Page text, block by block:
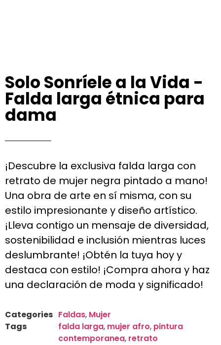
Solo Sonríele a la Vida -
Falda larga étnica para
dama
¡Descubre la exclusiva falda larga con
retrato de mujer negra pintado a mano!
Una obra de arte en sí misma, con su
estilo impresionante y diseño artístico.
¡Lleva contigo un mensaje de diversidad,
sostenibilidad e inclusión mientras luces
deslumbrante! ¡Obtén la tuya hoy y
destaca con estilo! ¡Compra ahora y haz
una declaración de moda y significado!
Categories Faldas, Mujer
Tags
falda larga, mujer afro, pintura
contemporanea, retrato